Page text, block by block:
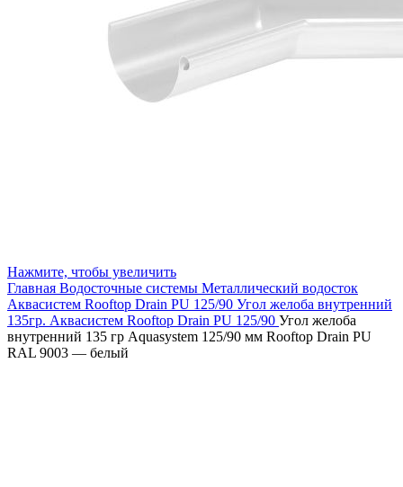
Нажмите, чтобы увеличить
Главная Водосточные системы Металлический водосток
Аквасистем Rooftop Drain PU 125/90 Угол желоба внутренний
135гр. Аквасистем Rooftop Drain PU 125/90 Угол желоба
внутренний 135 гр Aquasystem 125/90 мм Rooftop Drain PU
RAL 9003 — белый